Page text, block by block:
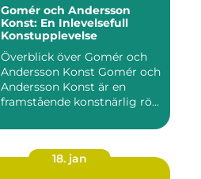
Gomér och Andersson
Konst: En Inlevelsefull
Konstupplevelse
Överblick över Gomér och
Andersson Konst Gomér och
Andersson Konst är en
framstående konstnärlig rö...
18. jan